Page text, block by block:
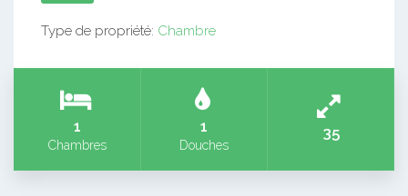
Type de propriété: Chambre
1
Chambres
1
Douches
35